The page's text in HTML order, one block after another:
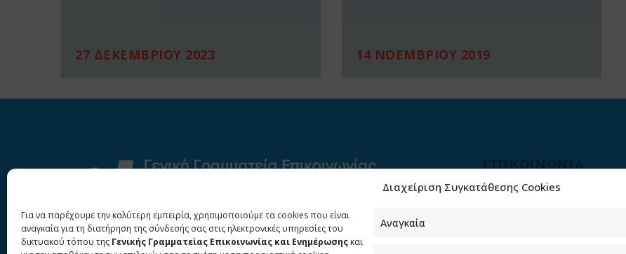
Διαχείριση Συγκατάθεσης Cookies
Για να παρέχουμε την καλύτερη εμπειρία, χρησιμοποιούμε τα cookies που είναι
αναγκαία για τη διατήρηση της σύνδεσής σας στις ηλεκτρονικές υπηρεσίες του
δικτυακού τόπου της Γενικής Γραμματείας Επικοινωνίας και Ενημέρωσης και
Αναγκαία
27 ΔΕΚΕΜΒΡΙΟΥ 2023 14 ΝΟΕΜΒΡΙΟΥ 2019
ΕΠΙΚΟΙΝΩΝΙΑ
Φραγκούδη 11 & Αλεξάνδρου